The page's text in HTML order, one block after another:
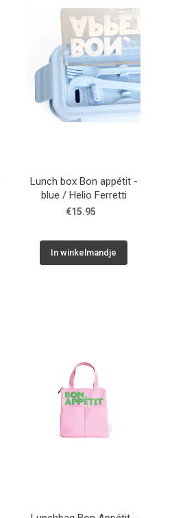
Lunch box Bon appétit -
blue / Helio Ferretti
€15.95
In winkelmandje